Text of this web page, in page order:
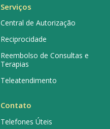
Serviços
Central de Autorização
Reciprocidade
Reembolso de Consultas e
Terapias
Teleatendimento
Contato
Telefones Úteis